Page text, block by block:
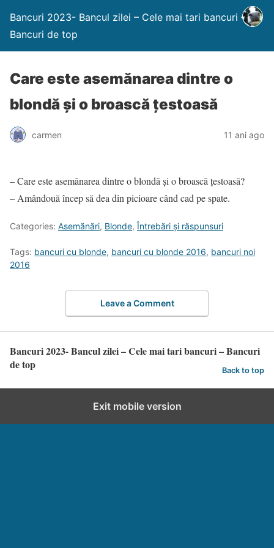
Bancuri 2023- Bancul zilei – Cele mai tari bancuri –
Bancuri de top
Care este asemănarea dintre o
blondă şi o broască țestoasă
carmen 11 ani ago
– Care este asemănarea dintre o blondă şi o broască țestoasă?
– Amândouă încep să dea din picioare când cad pe spate.
Categories: Asemănări, Blonde, Întrebări şi răspunsuri
Tags: bancuri cu blonde, bancuri cu blonde 2016, bancuri noi
2016
Leave a Comment
Bancuri 2023- Bancul zilei – Cele mai tari bancuri – Bancuri
de top
Back to top
Exit mobile version